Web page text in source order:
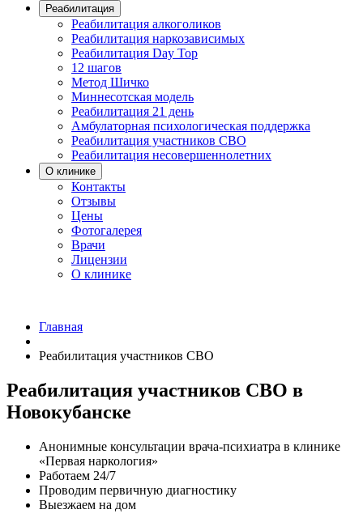
Реабилитация
Реабилитация алкоголиков
Реабилитация наркозависимых
Реабилитация Day Top
12 шагов
Метод Шичко
Миннесотская модель
Реабилитация 21 день
Амбулаторная психологическая поддержка
Реабилитация участников СВО
Реабилитация несовершеннолетних
О клинике
Контакты
Отзывы
Цены
Фотогалерея
Врачи
Лицензии
О клинике
Главная
Реабилитация участников СВО
Реабилитация участников СВО в
Новокубанске
Анонимные консультации врача-психиатра в клинике
«Первая наркология»
Работаем 24/7
Проводим первичную диагностику
Выезжаем на дом